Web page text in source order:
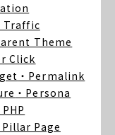
Traffic
Theme
Click
・Permalink
・Persona
PHP
Pillar Page